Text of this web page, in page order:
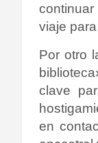
viaje
Por otro
clave
en